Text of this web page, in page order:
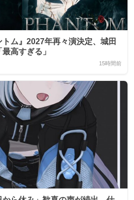
ム』2027年再々演決定、城田
高すぎる」
15時間前